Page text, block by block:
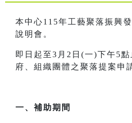
本中心115年工藝聚落振興
說明會。
即日起至3月2日(一)下午5
府、組織團體之聚落提案申
一、補助期間